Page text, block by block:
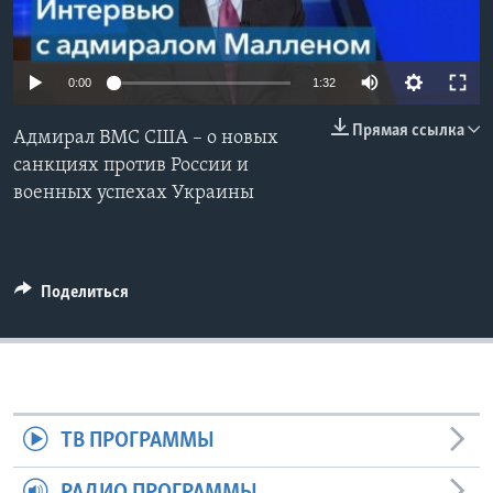
Learning English
Языки
0:00 1:32
Прямая ссылка
Адмирал ВМС США – о новых
санкциях против России и
военных успехах Украины
Поделиться
ТВ ПРОГРАММЫ